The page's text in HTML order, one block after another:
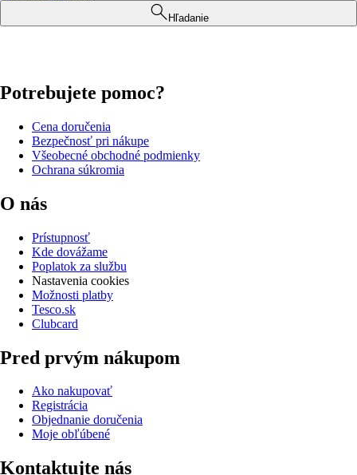
Hľadanie
Potrebujete pomoc?
Cena doručenia
Bezpečnosť pri nákupe
Všeobecné obchodné podmienky
Ochrana súkromia
O nás
Prístupnosť
Kde dovážame
Poplatok za službu
Nastavenia cookies
Možnosti platby
Tesco.sk
Clubcard
Pred prvým nákupom
Ako nakupovať
Registrácia
Objednanie doručenia
Moje obľúbené
Kontaktujte nás